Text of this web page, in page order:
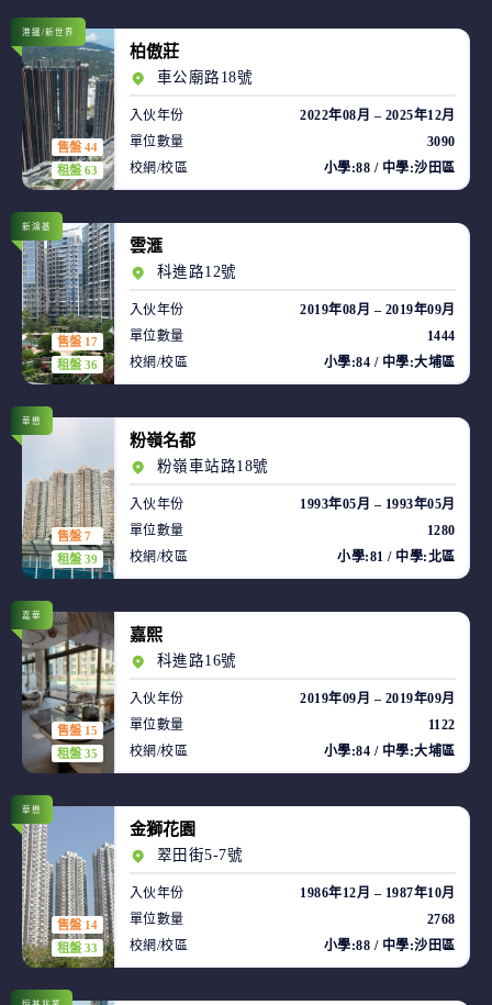
售盤 44
租盤 63
港鐵/新世界
柏傲莊
車公廟路18號
入伙年份
2022年08月 – 2025年12月
單位數量
3090
校網/校區
小學:88 / 中學:沙田區
售盤 17
租盤 36
新鴻基
雲滙
科進路12號
入伙年份
2019年08月 – 2019年09月
單位數量
1444
校網/校區
小學:84 / 中學:大埔區
售盤 7
租盤 39
華懋
粉嶺名都
粉嶺車站路18號
入伙年份
1993年05月 – 1993年05月
單位數量
1280
校網/校區
小學:81 / 中學:北區
售盤 15
租盤 35
嘉華
嘉熙
科進路16號
入伙年份
2019年09月 – 2019年09月
單位數量
1122
校網/校區
小學:84 / 中學:大埔區
售盤 14
租盤 33
華懋
金獅花園
翠田街5-7號
入伙年份
1986年12月 – 1987年10月
單位數量
2768
校網/校區
小學:88 / 中學:沙田區